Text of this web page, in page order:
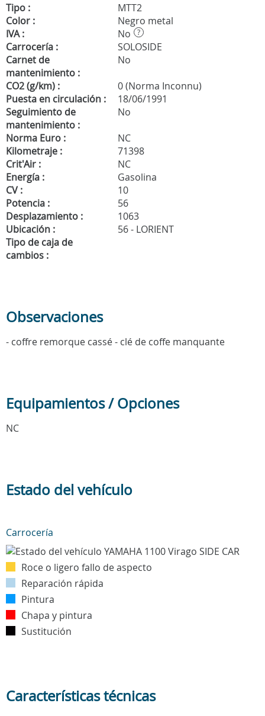
Tipo :
MTT2
Color :
Negro metal
IVA :
No ?
Carrocería :
SOLOSIDE
Carnet de
mantenimiento :
No
CO2 (g/km) :
0 (Norma Inconnu)
Puesta en circulación :
18/06/1991
Seguimiento de
mantenimiento :
No
Norma Euro :
NC
Kilometraje :
71398
Crit'Air :
NC
Energía :
Gasolina
CV :
10
Potencia :
56
Desplazamiento :
1063
Ubicación :
56 - LORIENT
Tipo de caja de
cambios :
Observaciones
- coffre remorque cassé - clé de coffe manquante
Equipamientos / Opciones
NC
Estado del vehículo
Carrocería
Roce o ligero fallo de aspecto
Reparación rápida
Pintura
Chapa y pintura
Sustitución
Características técnicas